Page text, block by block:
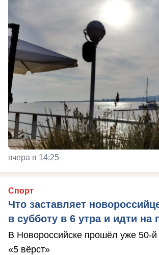
вчера в 14:25
Спорт
Что заставляет
в субботу в 6 утра и идти на
В Новороссийске прошёл уже 50-й
«5 вёрст»